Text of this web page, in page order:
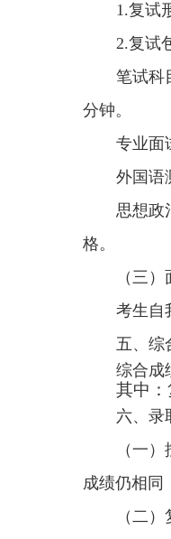
1.复试
2.复试
笔试科
分钟。
专业面
外国语
思想政
格。
（三
考生自
五、综
综合成
其中
六、录
（一
成绩仍相同
（二